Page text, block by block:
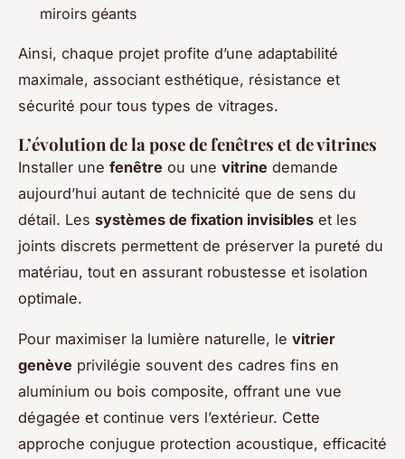
miroirs géants
Ainsi, chaque projet profite d’une adaptabilité
maximale, associant esthétique, résistance et
sécurité pour tous types de vitrages.
L’évolution de la pose de fenêtres et de vitrines
Installer une fenêtre ou une vitrine demande
aujourd’hui autant de technicité que de sens du
détail. Les systèmes de fixation invisibles et les
joints discrets permettent de préserver la pureté du
matériau, tout en assurant robustesse et isolation
optimale.
Pour maximiser la lumière naturelle, le vitrier
genève privilégie souvent des cadres fins en
aluminium ou bois composite, offrant une vue
dégagée et continue vers l’extérieur. Cette
approche conjugue protection acoustique, efficacité